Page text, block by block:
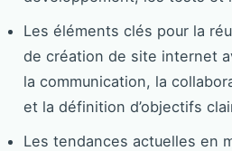
Les éléments clés pour la
de création de site internet
la communication, la
et la définition d’objectifs
Les tendances actuelles en